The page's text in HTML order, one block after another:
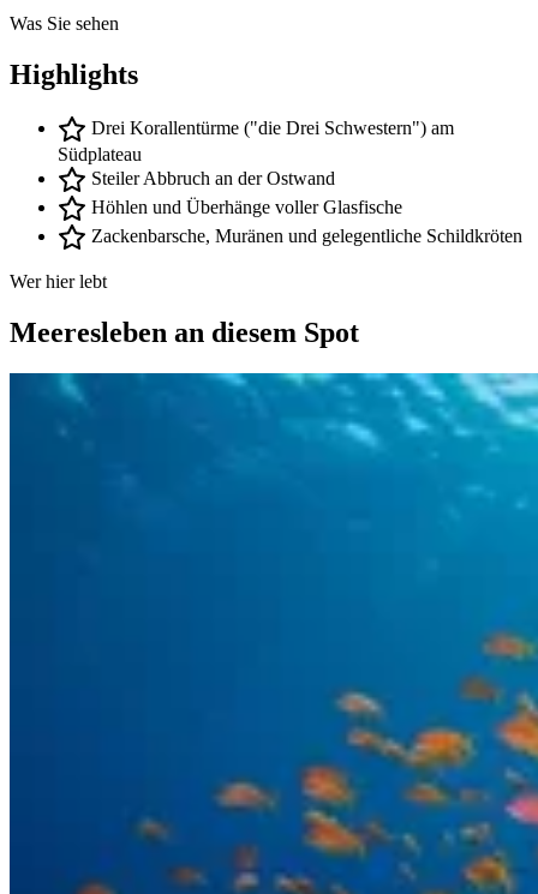
Was Sie sehen
Highlights
Drei Korallentürme ("die Drei Schwestern") am
Südplateau
Steiler Abbruch an der Ostwand
Höhlen und Überhänge voller Glasfische
Zackenbarsche, Muränen und gelegentliche Schildkröten
Wer hier lebt
Meeresleben an diesem Spot